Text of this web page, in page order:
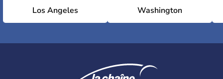
Los Angeles Washington